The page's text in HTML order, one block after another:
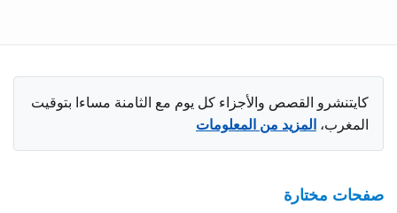
كايتنشرو القصص والأجزاء كل يوم مع الثامنة مساءا بتوقيت
المغرب، المزيد من المعلومات
صفحات مختارة